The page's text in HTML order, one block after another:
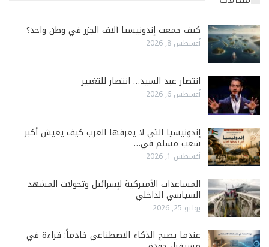
كيف جمعت إندونيسيا آلاف الجزر في وطن واحد؟
أغسطس 8, 2026
انتصار عبد السيد… انتصار للتغيير
أغسطس 6, 2026
إندونيسيا التي لا يعرفها العرب كيف يعيش أكبر
شعب مسلم في…
أغسطس 1, 2026
المساعدات الأميركية لإسرائيل وتحولات المشهد
السياسي الداخلي
يوليو 25, 2026
عندما يصبح الذكاء الاصطناعي خادماً: قراءة في